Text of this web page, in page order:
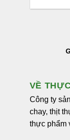
VỀ
Công ty
chay, thịt
thực phẩm